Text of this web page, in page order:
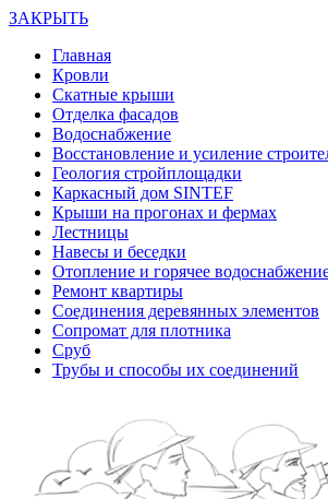
ЗАКРЫТЬ
Главная
Кровли
Скатные крыши
Отделка фасадов
Водоснабжение
Восстановление и усиление
Геология стройплощадки
Каркасный дом SINTEF
Крыши на прогонах и фермах
Лестницы
Навесы и беседки
Отопление и горячее
Ремонт квартиры
Соединения деревянных элементов
Сопромат для плотника
Сруб
Трубы и способы их соединений